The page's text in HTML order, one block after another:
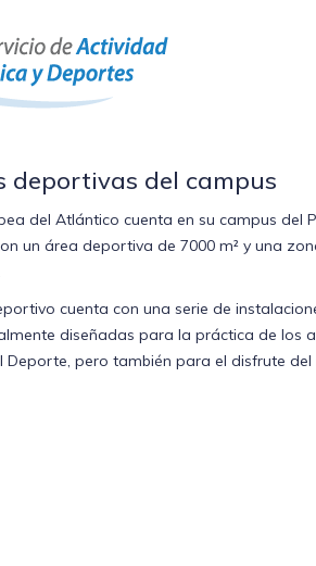
deportivas del campus
del Atlántico cuenta en su campus del
un área deportiva de 7000 m² y una
cuenta con una serie de
diseñadas para la práctica de los
Deporte, pero también para el disfrute